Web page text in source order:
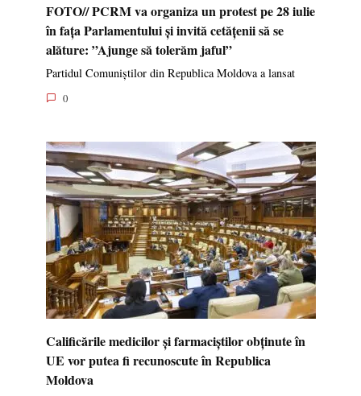
FOTO// PCRM va organiza un protest pe 28 iulie
în fața Parlamentului și invită cetățenii să se
alăture: ”Ajunge să tolerăm jaful”
Partidul Comuniștilor din Republica Moldova a lansat
0
Calificările medicilor și farmaciștilor obținute în
UE vor putea fi recunoscute în Republica
Moldova